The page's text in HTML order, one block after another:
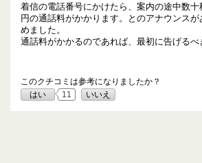
着信の電話番号にかけたら、案内の途中数
円の通話料がかかります。とのアナウンス
めました。
通話料がかかるのであれば、最初に告げるべ
このクチコミは参考になりましたか？
はい
11 いいえ